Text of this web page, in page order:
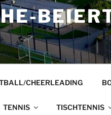
CHEERLEADING
TENNIS TISCHTENNIS